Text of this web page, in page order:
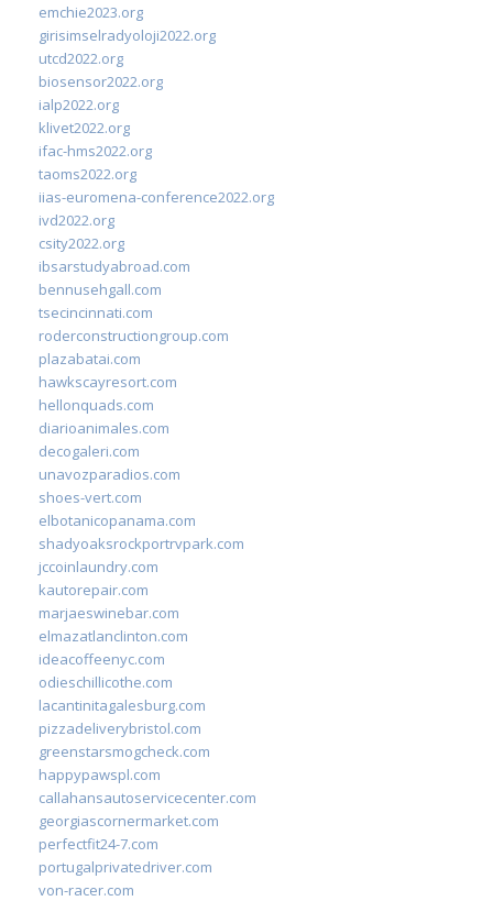
emchie2023.org
girisimselradyoloji2022.org
utcd2022.org
biosensor2022.org
ialp2022.org
klivet2022.org
ifac-hms2022.org
taoms2022.org
iias-euromena-conference2022.org
ivd2022.org
csity2022.org
ibsarstudyabroad.com
bennusehgall.com
tsecincinnati.com
roderconstructiongroup.com
plazabatai.com
hawkscayresort.com
hellonquads.com
diarioanimales.com
decogaleri.com
unavozparadios.com
shoes-vert.com
elbotanicopanama.com
shadyoaksrockportrvpark.com
jccoinlaundry.com
kautorepair.com
marjaeswinebar.com
elmazatlanclinton.com
ideacoffeenyc.com
odieschillicothe.com
lacantinitagalesburg.com
pizzadeliverybristol.com
greenstarsmogcheck.com
happypawspl.com
callahansautoservicecenter.com
georgiascornermarket.com
perfectfit24-7.com
portugalprivatedriver.com
von-racer.com